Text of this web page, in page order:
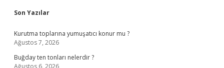
Sidebar
Son Yazılar
Kurutma toplarına yumuşatıcı konur mu ?
Ağustos 7, 2026
Buğday ten tonları nelerdir ?
Ağustos 6, 2026